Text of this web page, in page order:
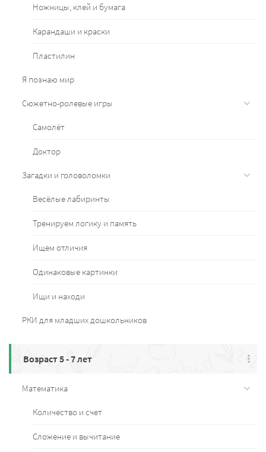
Ножницы, клей и бумага
Карандаши и краски
Пластилин
Я познаю мир
Сюжетно-ролевые игры
Самолёт
Доктор
Загадки и головоломки
Весёлые лабиринты
Тренируем логику и память
Ищем отличия
Одинаковые картинки
Ищи и находи
РКИ для младших дошкольников
Возраст 5 - 7 лет
Математика
Количество и счет
Сложение и вычитание